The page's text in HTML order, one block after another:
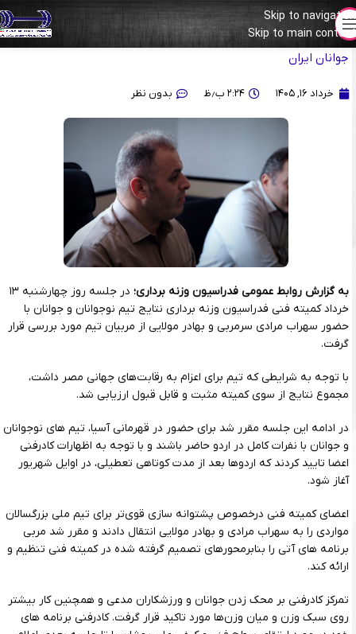
Skip to navigation
Skip to main content
برگزاری جلسه کمیته فنی با محوریت بررسی نتایج تیم نوجوانان و
جوانان ایران
خرداد ۱۶, ۱۴۰۵ ۲:۲۴ ب٫ظ بدون نظر
به گزارش روابط عمومی فدراسیون وزنه برداری؛
در جلسه روز چهارشنبه ۱۳
خرداد کمیته فنی فدراسیون وزنه برداری نتایج تیم نوجوانان و جوانان با
حضور سهراب مرادی سرمربی و بهادر مولایی از مربیان تیم مورد بررسی قرار
گرفت.
با توجه به شرایطی که تیم برای اعزام به رقابت‌های جهانی مصر داشت،
مجموع نتایج از سوی کمیته مثبت و قابل قبول ارزیابی شد.
در ادامه این جلسه مقرر شد برای حضور در قهرمانی آسیا، تیم های نوجوانان
و جوانان با نفرات کامل در اردو حاضر باشند و با توجه به اظهارات کادرفنی
اعضا تایید کردند که اردوها بعد از مدت کوتاهی تعطیلی، در اوایل شهریور
آغاز شود.
اعضای کمیته فنی درخصوص پشتوانه سازی قوی‌تر برای تیم ملی بزرگسالان
مواردی را به سهراب مرادی و بهادر مولایی انتقال دادند و مقرر شد مربی
برنامه های آتی را بنابرمحورهای تصمیم گرفته شده در کمیته فنی تنظیم و
ارائه کند.
تمرکز کادرفنی بر محک زدن جوانان و ورزشکاران مدعی و همچنین کار بیشتر
روی سبک وزن و میان وزن‌ها مورد تاکید قرار گرفت. کادرفنی برنامه های